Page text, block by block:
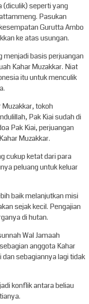
(diculik) seperti yang
Pasukan
Gurutta Ambo
ke atas usungan.
menjadi basis perjuangan
Kahar Muzakkar. Niat
itu untuk menculik
tokoh
Pak Kiai sudah di
Pak Kiai, perjuangan
Muzakkar.
cukup ketat dari para
peluang untuk keluar
baik melanjutkan misi
sejak kecil. Pengajian
di hutan.
Wal Jamaah
anggota Kahar
sebagiannya lagi tidak
konflik antara beliau